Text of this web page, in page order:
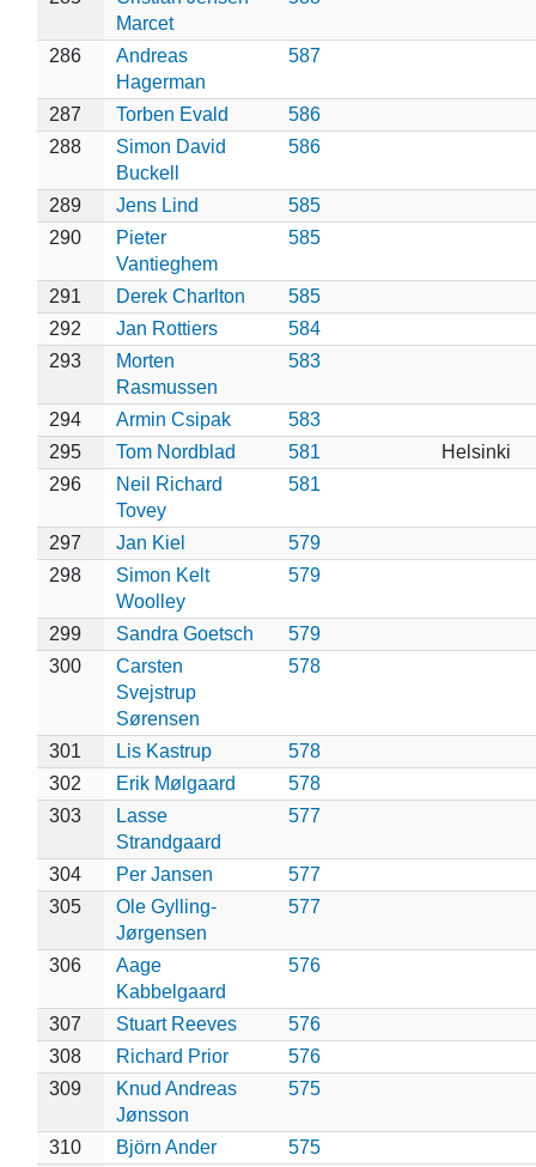
Marcet
286
Andreas
Hagerman
587
287 Torben Evald
586
288
Simon David
Buckell
586
289 Jens Lind
585
290
Pieter
Vantieghem
585
291 Derek Charlton
585
292
Jan Rottiers
584
293
Morten
Rasmussen
583
294 Armin Csipak
583
295
Tom Nordblad 581
Helsinki
296
Neil Richard
Tovey
581
297 Jan Kiel
579
298
Simon Kelt
Woolley
579
299 Sandra Goetsch
579
300
Carsten
Svejstrup
Sørensen
578
301 Lis Kastrup
578
302
Erik Mølgaard
578
303
Lasse
Strandgaard
577
304 Per Jansen
577
305
Ole Gylling-
Jørgensen
577
306
Aage
Kabbelgaard
576
307 Stuart Reeves
576
308
Richard Prior
576
309
Knud Andreas
Jønsson
575
310 Björn Ander
575